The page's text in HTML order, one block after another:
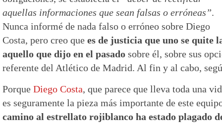
aquellas informaciones que sean falsas o erróneas”.
Nunca informé de nada falso o erróneo sobre Diego
Costa, pero creo que es de justicia que uno se quite
aquello que dijo en el pasado sobre él, sobre sus
referente del Atlético de Madrid. Al fin y al cabo,
Porque Diego Costa, que parece que lleva toda una
es seguramente la pieza más importante de este
camino al estrellato rojiblanco ha estado plagado